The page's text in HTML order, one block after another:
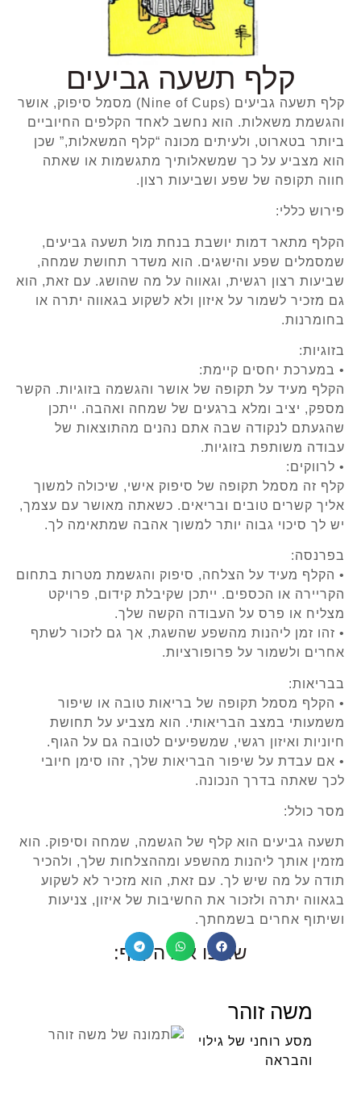
קלף תשעה גביעים
קלף תשעה גביעים (Nine of Cups) מסמל סיפוק, אושר
והגשמת משאלות. הוא נחשב לאחד הקלפים החיוביים
ביותר בטארוט, ולעיתים מכונה “קלף המשאלות,” שכן
הוא מצביע על כך שמשאלותיך מתגשמות או שאתה
חווה תקופה של שפע ושביעות רצון.
פירוש כללי:
הקלף מתאר דמות יושבת בנחת מול תשעה גביעים,
שמסמלים שפע והישגים. הוא משדר תחושת שמחה,
שביעות רצון רגשית, וגאווה על מה שהושג. עם זאת, הוא
גם מזכיר לשמור על איזון ולא לשקוע בגאווה יתרה או
בחומרנות.
בזוגיות:
• במערכת יחסים קיימת:
הקלף מעיד על תקופה של אושר והגשמה בזוגיות. הקשר
מספק, יציב ומלא ברגעים של שמחה ואהבה. ייתכן
שהגעתם לנקודה שבה אתם נהנים מהתוצאות של
עבודה משותפת בזוגיות.
• לרווקים:
קלף זה מסמל תקופה של סיפוק אישי, שיכולה למשוך
אליך קשרים טובים ובריאים. כשאתה מאושר עם עצמך,
יש לך סיכוי גבוה יותר למשוך אהבה שמתאימה לך.
בפרנסה:
• הקלף מעיד על הצלחה, סיפוק והגשמת מטרות בתחום
הקריירה או הכספים. ייתכן שקיבלת קידום, פרויקט
מצליח או פרס על העבודה הקשה שלך.
• זהו זמן ליהנות מהשפע שהשגת, אך גם לזכור לשתף
אחרים ולשמור על פרופורציות.
בבריאות:
• הקלף מסמל תקופה של בריאות טובה או שיפור
משמעותי במצב הבריאותי. הוא מצביע על תחושת
חיוניות ואיזון רגשי, שמשפיעים לטובה גם על הגוף.
• אם עבדת על שיפור הבריאות שלך, זהו סימן חיובי
לכך שאתה בדרך הנכונה.
מסר כולל:
תשעה גביעים הוא קלף של הגשמה, שמחה וסיפוק. הוא
מזמין אותך ליהנות מהשפע ומההצלחות שלך, ולהכיר
תודה על מה שיש לך. עם זאת, הוא מזכיר לא לשקוע
בגאווה יתרה ולזכור את החשיבות של איזון, צניעות
ושיתוף אחרים בשמחתך.
שתפו את הקלף:
משה זוהר
מסע רוחני של גילוי
והבראה